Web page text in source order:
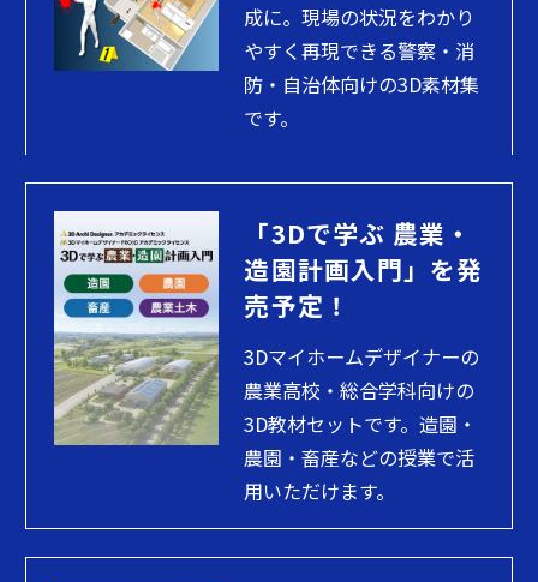
成に。現場の状況をわかり
やすく再現できる警察・消
防・自治体向けの3D素材集
です。
「3Dで学ぶ 農業・
造園計画入門」を発
売予定！
3Dマイホームデザイナーの
農業高校・総合学科向けの
3D教材セットです。造園・
農園・畜産などの授業で活
用いただけます。